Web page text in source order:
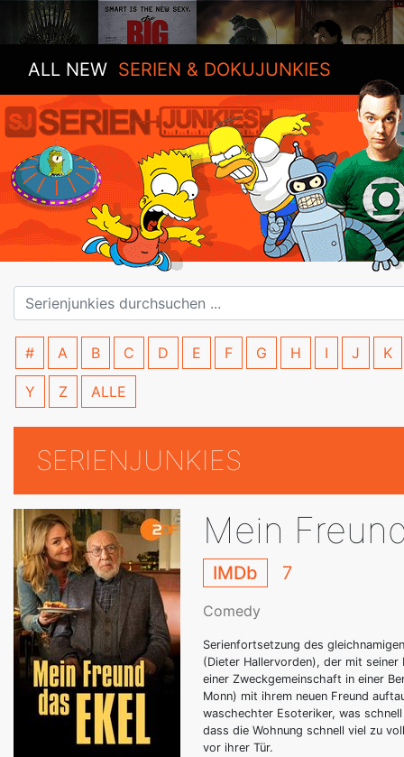
ALL NEW SERIEN & DOKUJUNKIES
# A B C D E F G H I J K
Y Z ALLE
SERIENJUNKIES
Mein
IMDb 7
Comedy
Serienfortsetzung des
(Dieter Hallervorden), der mit
einer Zweckgemeinschaft in einer
Monn) mit ihrem neuen Freund
waschechter Esoteriker, was
dass die Wohnung schnell viel zu
vor ihrer Tür.